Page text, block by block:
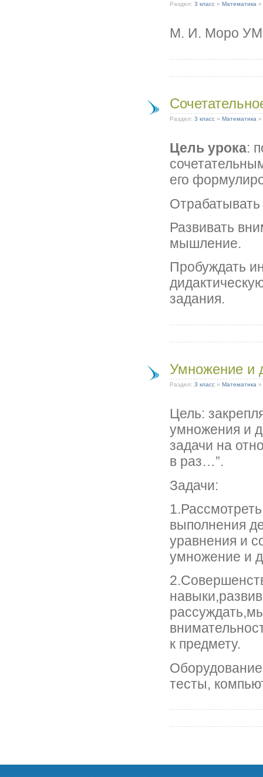
Раздел: 3 класс » Математика »
М. И. Моро
Раздел: 3 класс » Математика »
Цель урока:
его
Развивать
мышление.
Пробуждать
задания.
Умножение и
Раздел: 3 класс » Математика »
Цель:
умножения и
задачи на
в раз…”.
Задачи:
выполнения
уравнения и
умножение и
к предмету.
тесты,